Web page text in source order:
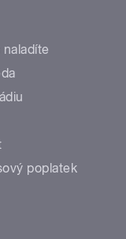
naladíte
poplatek